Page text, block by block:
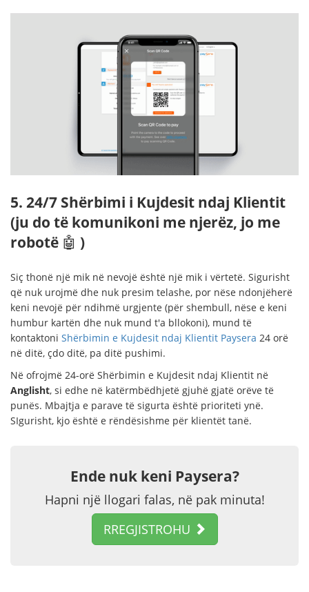
5. 24/7 Shërbimi i Kujdesit ndaj Klientit
(ju do të komunikoni me njerëz, jo me
robotë 🤖 )
Siç thonë një mik në nevojë është një mik i vërtetë. Sigurisht
që nuk urojmë dhe nuk presim telashe, por nëse ndonjëherë
keni nevojë për ndihmë urgjente (për shembull, nëse e keni
humbur kartën dhe nuk mund t'a bllokoni), mund të
kontaktoni Shërbimin e Kujdesit ndaj Klientit Paysera 24 orë
në ditë, çdo ditë, pa ditë pushimi.
Në ofrojmë 24-orë Shërbimin e Kujdesit ndaj Klientit në
Anglisht, si edhe në katërmbëdhjetë gjuhë gjatë orëve të
punës. Mbajtja e parave të sigurta është prioriteti ynë.
SIgurisht, kjo është e rëndësishme për klientët tanë.
Ende nuk keni Paysera?
Hapni një llogari falas, në pak minuta!
RREGJISTROHU